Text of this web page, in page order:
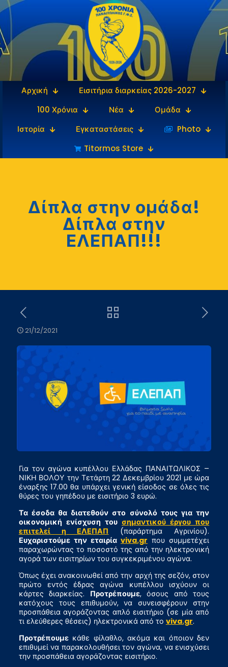
Αρχική
Εισιτήρια διαρκείας 2026-2027
100 Χρόνια
Νέα
Ομάδα
Ιστορία
Εγκαταστάσεις
‎‏‏‎ ‎Photo
Titormos Store
Δίπλα στην ομάδα!
Δίπλα στην
ΕΛΕΠΑΠ!!!
21/12/2021
Για τον αγώνα κυπέλλου Ελλάδας ΠΑΝΑΙΤΩΛΙΚΟΣ –
ΝΙΚΗ ΒΟΛΟΥ την Τετάρτη 22 Δεκεμβρίου 2021 με ώρα
έναρξης 17.00 θα υπάρχει γενική είσοδος σε όλες τις
θύρες του γηπέδου με εισιτήριο 3 ευρώ.
Τα έσοδα θα διατεθούν στο σύνολό τους για την
οικονομική ενίσχυση του σημαντικού έργου που
επιτελεί η ΕΛΕΠΑΠ (παράρτημα Αγρινίου).
Ευχαριστούμε την εταιρίαviva.gr που συμμετέχει
παραχωρώντας το ποσοστό της από την ηλεκτρονική
αγορά των εισιτηρίων του συγκεκριμένου αγώνα.
Όπως έχει ανακοινωθεί από την αρχή της σεζόν, στον
πρώτο εντός έδρας αγώνα κυπέλλου ισχύουν οι
κάρτες διαρκείας. Προτρέπουμε, όσους από τους
κατόχους τους επιθυμούν, να συνεισφέρουν στην
προσπάθεια αγοράζοντας απλό εισιτήριο (σε μία από
τι ελεύθερες θέσεις) ηλεκτρονικά από το viva.gr.
Προτρέπουμεκάθε φίλαθλο, ακόμα και όποιον δεν
επιθυμεί να παρακολουθήσει τον αγώνα, να ενισχύσει
την προσπάθεια αγοράζοντας εισιτήριο.